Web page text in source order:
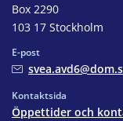
Box 2290
103 17 Stockholm
E-post
Kontaktsida
Öppettider och